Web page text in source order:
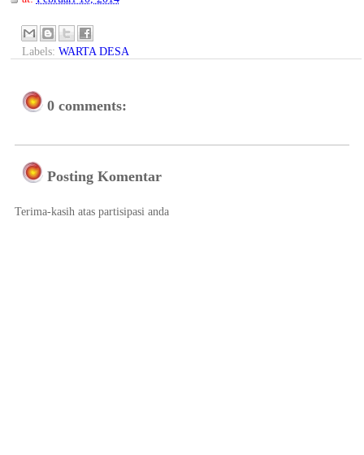
Labels: WARTA DESA
0 comments:
Posting Komentar
Terima-kasih atas partisipasi anda